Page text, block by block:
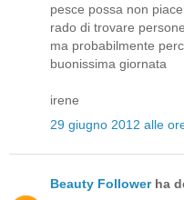
pesce possa non
rado di trovare
ma probabilmente
buonissima giornata
irene
29 giugno 2012 alle
Beauty Followerha